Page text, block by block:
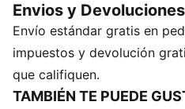
libertad de movimiento.
energy para tu pequeño
DETALLES
Cuello con cuello
Mangas largas
Envios y Devoluciones
Envío estándar gratis en
impuestos y devolución
que califiquen.
TAMBIÉN TE PUEDE